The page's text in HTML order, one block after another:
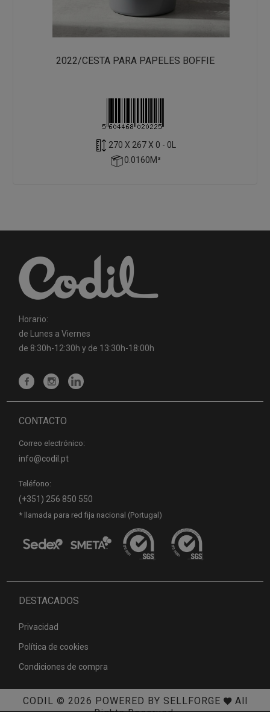
2022/CESTA PARA PAPELES BOFFIE
270 X 267 X 0 - 0L
0.0160M³
Horario:
de Lunes a Viernes
de 8:30h-12:30h y de 13:30h-18:00h
CONTACTO
Correo electrónico:
info@codil.pt
Teléfono:
(+351) 256 850 550
* llamada para red fija nacional (Portugal)
DESTACADOS
Privacidad
Política de cookies
Condiciones de compra
CODIL © 2026 POWERED BY SELLFORGE
All